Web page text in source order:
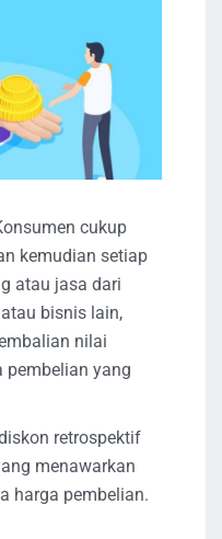
cukup
kemudian setiap
atau jasa dari
bisnis lain,
nilai
pembelian yang
retrospektif
menawarkan
harga pembelian.